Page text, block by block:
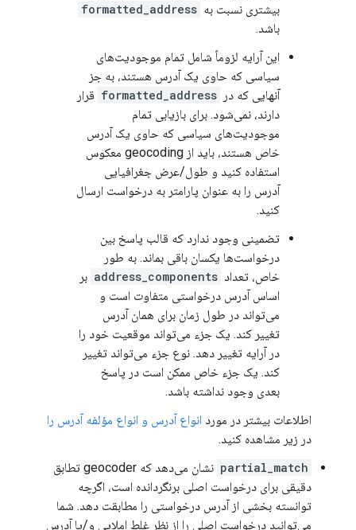
بیشتری نسبت به formatted_address
باشد.
این آرایه لزوماً شامل تمام موجودیت‌های
سیاسی که حاوی یک آدرس هستند، به جز
آنهایی که در formatted_address قرار
دارند، نمی‌شود. برای بازیابی تمام
موجودیت‌های سیاسی که حاوی یک آدرس
خاص هستند، باید از geocoding معکوس
استفاده کنید و طول/عرض جغرافیایی
آدرس را به عنوان پارامتر به درخواست ارسال
کنید.
تضمینی وجود ندارد که قالب پاسخ بین
درخواست‌ها یکسان باقی بماند. به طور
خاص، تعداد address_components بر
اساس آدرس درخواستی متفاوت است و
می‌تواند در طول زمان برای همان آدرس
تغییر کند. یک جزء می‌تواند موقعیت خود را
در آرایه تغییر دهد. نوع جزء می‌تواند تغییر
کند. یک جزء خاص ممکن است در پاسخ
بعدی وجود نداشته باشد.
اطلاعات بیشتر در مورد انواع آدرس و انواع مؤلفه آدرس را
در زیر مشاهده کنید.
partial_match
نشان می‌دهد که geocoder تطابق
دقیقی برای درخواست اصلی برنگردانده است، اگرچه
توانسته بخشی از آدرس درخواستی را مطابقت دهد. شما
می‌توانید درخواست اصلی را از نظر غلط املایی و/یا آدرس